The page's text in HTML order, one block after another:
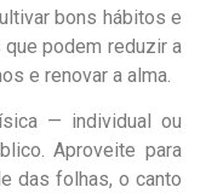
bons hábitos e
podem reduzir a
e renovar a alma.
— individual ou
Aproveite para
das folhas, o canto